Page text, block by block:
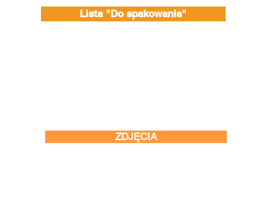
Lista "Do spakowania"
ZDJĘCIA